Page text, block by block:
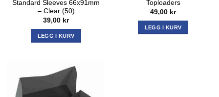
Standard Sleeves 66x91mm
– Clear (50)
39,00 kr
LEGG I KURV
Toploaders
49,00 kr
LEGG I KURV